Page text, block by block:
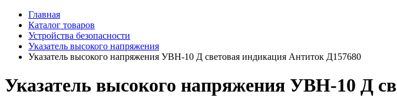
Главная
Каталог товаров
Устройства безопасности
Указатель высокого напряжения
Указатель высокого напряжения УВН-10 Д световая индикация Антиток Д157680
Указатель высокого напряжения УВН-10 Д